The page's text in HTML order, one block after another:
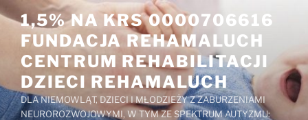
Przejdź
do
treści
1,5% NA KRS 0000706616
FUNDACJA REHAMALUCH
CENTRUM REHABILITACJI
DZIECI REHAMALUCH
DLA NIEMOWLĄT, DZIECI I MŁODZIEŻY Z ZABURZENIAMI
NEUROROZWOJOWYMI, W TYM ZE SPEKTRUM AUTYZMU: